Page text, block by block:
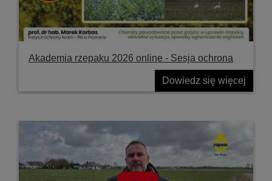
Akademia rzepaku 2026 online - Sesja ochrona
Dowiedz się więcej